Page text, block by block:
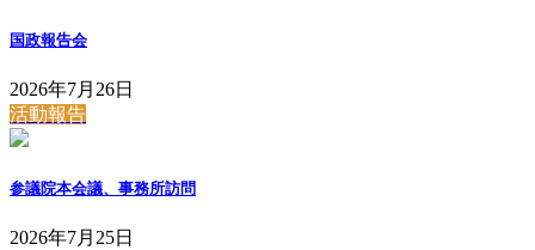
国政報告会
2026年7月26日
活動報告
参議院本会議、事務所訪問
2026年7月25日